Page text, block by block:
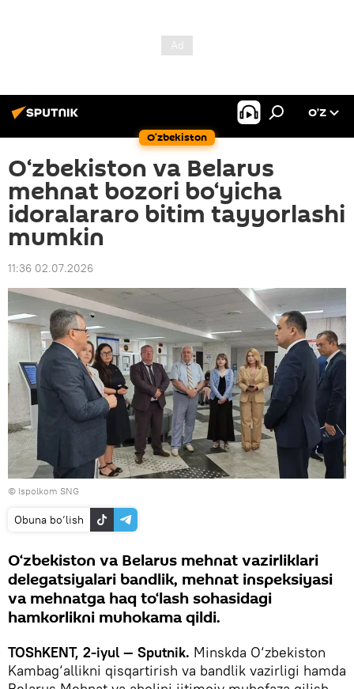
O‘zbekiston
O’Z
O‘zbekiston va Belarus
mehnat bozori bo‘yicha
idoralararo bitim tayyorlashi
mumkin
11:36 02.07.2026
© Ispolkom SNG
Obuna bo‘lish
O‘zbekiston va Belarus mehnat vazirliklari
delegatsiyalari bandlik, mehnat inspeksiyasi
va mehnatga haq to‘lash sohasidagi
hamkorlikni muhokama qildi.
TOShKENT, 2-iyul — Sputnik. Minskda O‘zbekiston
Kambag‘allikni qisqartirish va bandlik vazirligi hamda